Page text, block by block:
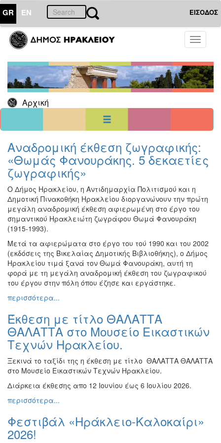
GR EN ΕΙΣΟΔΟΣ
Toggle
Αρχική
04
Ιούλιος
2026
Δευ Τρι Τετ Πεμ Παρ Σαβ
1 2 3
4
5
12
13 14 15 16 17
18
25
ΗΜΕΡΟΛΟΓΙΟ
ΕΚΔΗΛΩΣΕΩΝ
Χριστούγεννα
-
Πρωτοχρονιά
Βιβλίο
Ζωγραφική
Φωτογραφία
Τραγούδι
Μουσική
Κινηματογράφος
Χορός
Θέατρο
Παζάρι
Ειδών
Συνέδρια
Ημερίδες
-
Διημερίδες
Σεμινάρια-
Διαλέξεις-
Ομιλίες
Αναδρομική έκθεση ζωγραφικής:
«Θωμάς Φανουράκης. 5 δεκαετίες
ζωγραφικής»
Ο Δήμος Ηρακλείου, η Αντιδημαρχία Πολιτισμού και η
Δημοτική Πινακοθήκη Ηρακλείου διοργανώνουν την πρώτη
μεγάλη αναδρομική έκθεση αφιερωμένη στο έργο του
σημαντικού Ηρακλειώτη ζωγράφου Θωμά Φανουράκη
(1915-1993).
Μετά τα αφιερώματα στο έργο του τού 1990 και του 2002
(εκδόσεις της Βικελαίας Δημοτικής Βιβλιοθήκης), ο Δήμος
Ηρακλείου τιμά ξανά τον Θωμά Φανουράκη, αυτή τη
φορά με τη μεγάλη αναδρομική έκθεση του ζωγραφικού
του έργου στην πόλη όπου έζησε και εργάστηκε.
περισσότερα...
Έκθεση με τίτλο ΘΑΛΑΤΤΑ
ΘΑΛΑΤΤΑ στο Μουσείο Εικαστικών
Τεχνών Ηρακλείου.
Ξεκινά το ταξίδι της η έκθεση με τίτλο ΘΑΛΑΤΤΑ ΘΑΛΑΤΤΑ
στο Μουσείο Εικαστικών Τεχνών Ηρακλείου.
Διάρκεια έκθεσης απο 12 Ιουνίου έως 6 Ιουλίου 2026.
περισσότερα...
Φεστιβάλ «Ηράκλειο-Καλοκαίρι»
2026!